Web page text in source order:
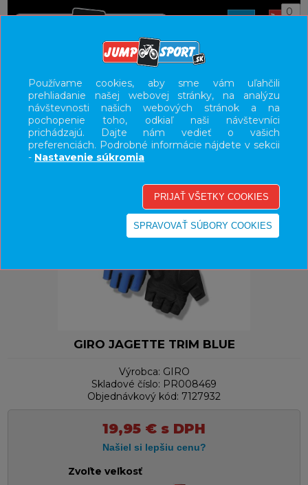
0
UŽÍVATEĽSKÝ PANEL
KATEGÓRIE
HLAVNÉ MENU
GIRO JAGETTE TRIM BLUE
Výrobca: GIRO
Skladové číslo: PR008469
Objednávkový kód: 7127932
19,95 € s DPH
Zvoľte veľkosť
Používame cookies, aby sme vám uľahčili
prehliadanie našej webovej stránky, na analýzu
návštevnosti našich webových stránok a na
pochopenie toho, odkiaľ naši návštevníci
prichádzajú. Dajte nám vedieť o vašich
preferenciách. Podrobné informácie nájdete v sekcii
- Nastavenie súkromia